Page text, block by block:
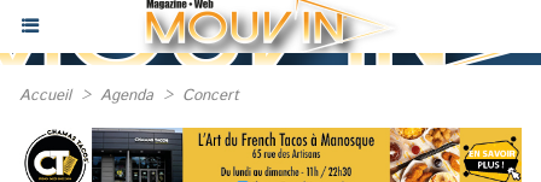
Accueil > Agenda > Concert